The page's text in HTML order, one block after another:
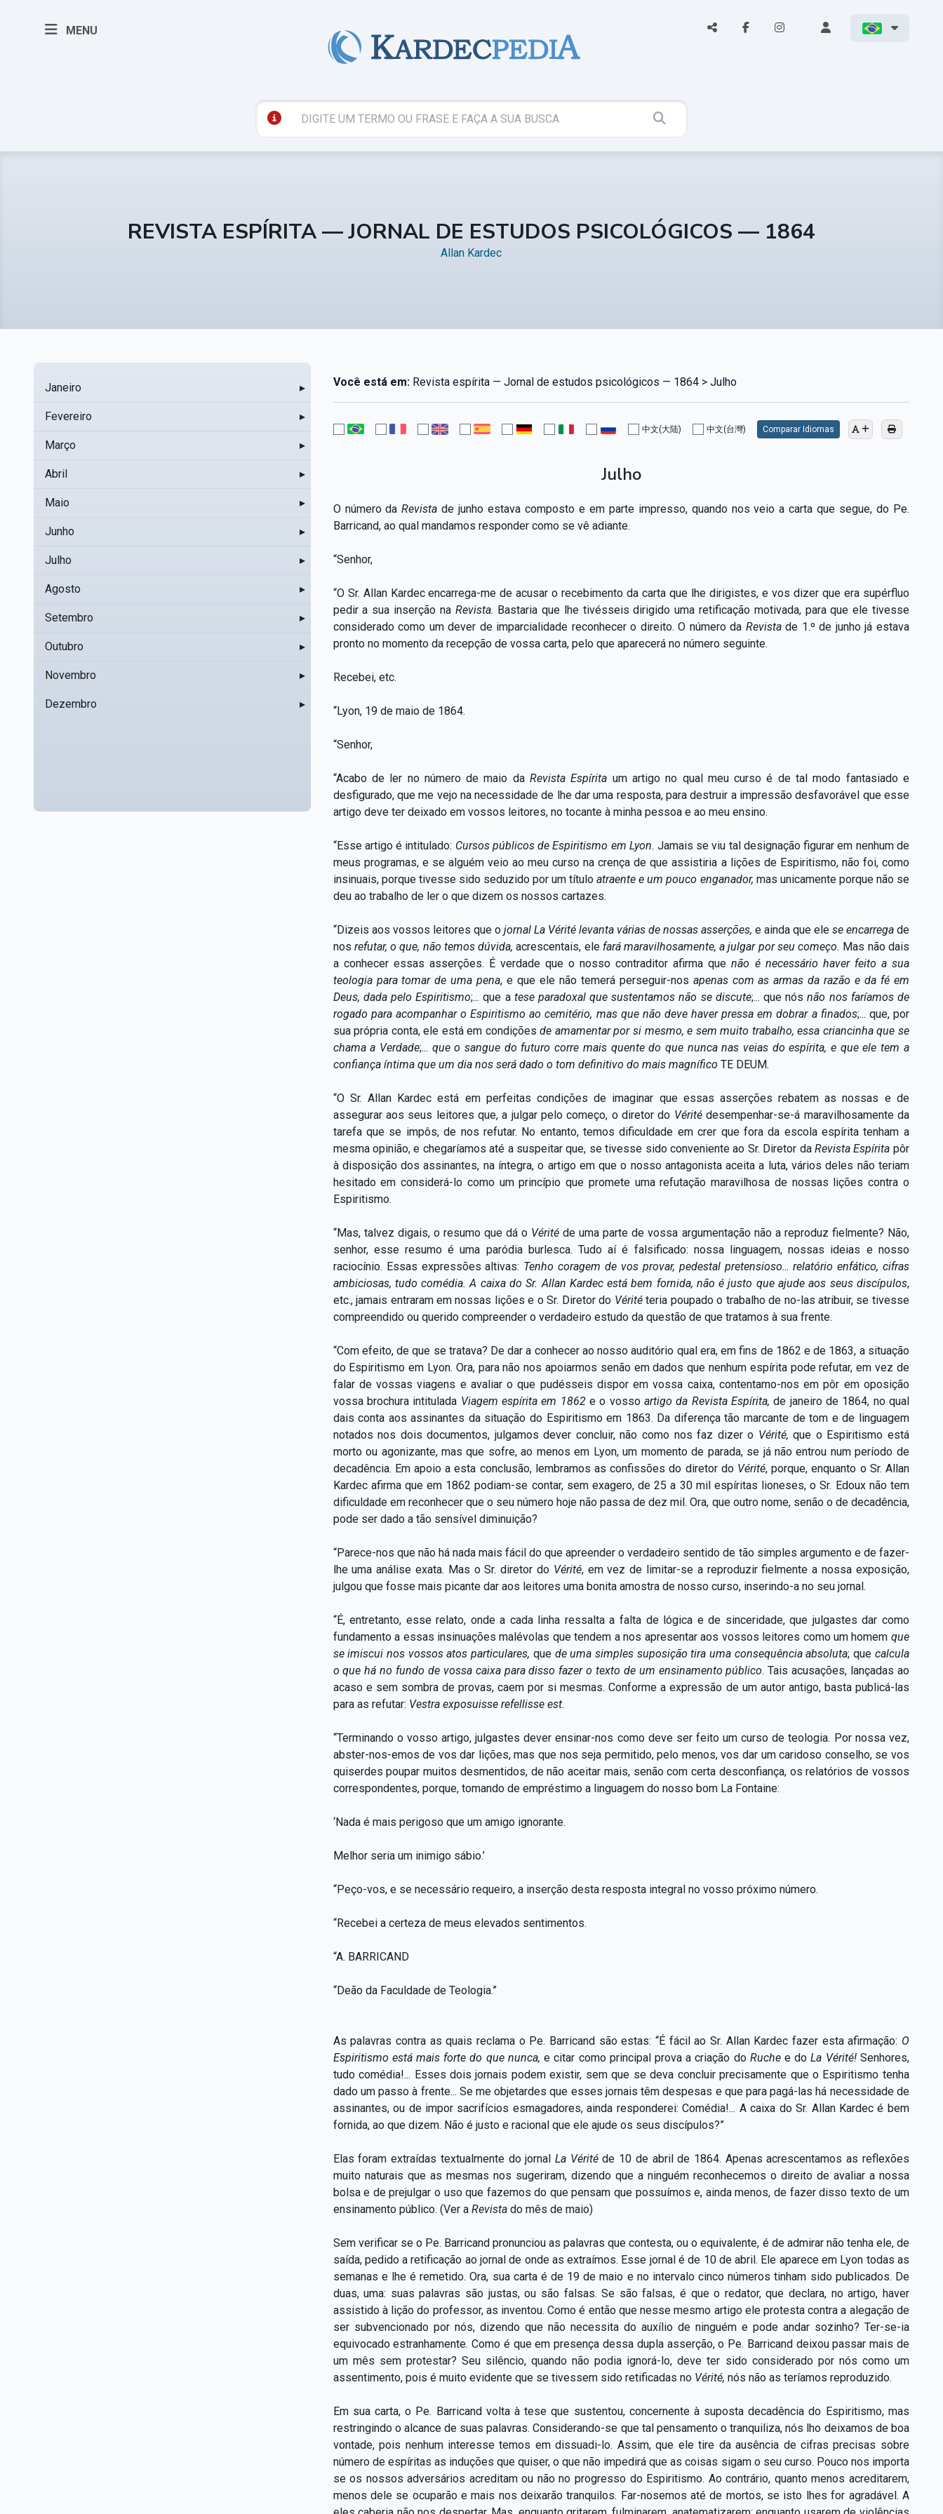
MENU
REVISTA ESPÍRITA — JORNAL DE ESTUDOS PSICOLÓGICOS — 1864
Allan Kardec
Janeiro ▸
Fevereiro ▸
Março ▸
Abril ▸
Maio ▸
Junho ▸
Julho ▸
Agosto ▸
Setembro ▸
Outubro ▸
Novembro ▸
Dezembro ▸
Você está em:Revista espírita — Jornal de estudos psicológicos — 1864 > Julho
中文(大陆) 中文(台灣) Comparar Idiomas
Julho
O número daRevistade junho estava composto e em parte impresso, quando nos veio a carta que segue, do Pe.
Barricand, ao qual mandamos responder como se vê adiante.
“Senhor,
“O Sr. Allan Kardec encarrega-me de acusar o recebimento da carta que lhe dirigistes, e vos dizer que era supérfluo
pedir a sua inserção na Revista. Bastaria que lhe tivésseis dirigido uma retificação motivada, para que ele tivesse
considerado como um dever de imparcialidade reconhecer o direito. O número da Revistade 1.º de junho já estava
pronto no momento da recepção de vossa carta, pelo que aparecerá no número seguinte.
Recebei, etc.
“Lyon, 19 de maio de 1864.
“Senhor,
“Acabo de ler no número de maio daRevista Espírita um artigo no qual meu curso é de tal modo fantasiado e
desfigurado, que me vejo na necessidade de lhe dar uma resposta, para destruir a impressão desfavorável que esse
artigo deve ter deixado em vossos leitores, no tocante à minha pessoa e ao meu ensino.
“Esse artigo é intitulado: Cursos públicos de Espiritismo em Lyon. Jamais se viu tal designação figurar em nenhum de
meus programas, e se alguém veio ao meu curso na crença de que assistiria a lições de Espiritismo, não foi, como
insinuais, porque tivesse sido seduzido por um títuloatraente e um pouco enganador, mas unicamente porque não se
deu ao trabalho de ler o que dizem os nossos cartazes.
“Dizeis aos vossos leitores que o jornal La Vérité levanta várias de nossas asserções, e ainda que ele se encarrega de
nos refutar, o que, não temos dúvida,acrescentais, elefará maravilhosamente, a julgar por seu começo. Mas não dais
a conhecer essas asserções. É verdade que o nosso contraditor afirma que não é necessário haver feito a sua
teologia para tomar de uma pena, e que ele não temerá perseguir-nos apenas com as armas da razão e da fé em
Deus, dada pelo Espiritismo;... que atese paradoxal que sustentamos não se discute;... que nós não nos faríamos de
rogado para acompanhar o Espiritismo ao cemitério, mas que não deve haver pressa em dobrar a finados;... que, por
sua própria conta, ele está em condiçõesde amamentar por si mesmo, e sem muito trabalho, essa criancinha que se
chama a Verdade;... que o sangue do futuro corre mais quente do que nunca nas veias do espírita, e que ele tem a
confiança íntima que um dia nos será dado o tom definitivo do mais magnífico TE DEUM.
“O Sr. Allan Kardec está em perfeitas condições de imaginar que essas asserções rebatem as nossas e de
assegurar aos seus leitores que, a julgar pelo começo, o diretor do Véritédesempenhar-se-á maravilhosamente da
tarefa que se impôs, de nos refutar. No entanto, temos dificuldade em crer que fora da escola espírita tenham a
mesma opinião, e chegaríamos até a suspeitar que, se tivesse sido conveniente ao Sr. Diretor daRevista Espírita pôr
à disposição dos assinantes, na íntegra, o artigo em que o nosso antagonista aceita a luta, vários deles não teriam
hesitado em considerá-lo como um princípio que promete uma refutação maravilhosa de nossas lições contra o
Espiritismo.
“Mas, talvez digais, o resumo que dá o Véritéde uma parte de vossa argumentação não a reproduz fielmente? Não,
senhor, esse resumo é uma paródia burlesca. Tudo aí é falsificado: nossa linguagem, nossas ideias e nosso
raciocínio. Essas expressões altivas: Tenho coragem de vos provar, pedestal pretensioso... relatório enfático, cifras
ambiciosas, tudo comédia. A caixa do Sr. Allan Kardec está bem fornida, não é justo que ajude aos seus discípulos,
etc., jamais entraram em nossas lições e o Sr. Diretor do Véritéteria poupado o trabalho de no-las atribuir, se tivesse
compreendido ou querido compreender o verdadeiro estudo da questão de que tratamos à sua frente.
“Com efeito, de que se tratava? De dar a conhecer ao nosso auditório qual era, em fins de 1862 e de 1863, a situação
do Espiritismo em Lyon. Ora, para não nos apoiarmos senão em dados que nenhum espírita pode refutar, em vez de
falar de vossas viagens e avaliar o que pudésseis dispor em vossa caixa, contentamo-nos em pôr em oposição
vossa brochura intitulada Viagem espírita em 1862 e o vosso artigo da Revista Espírita,de janeiro de 1864, no qual
dais conta aos assinantes da situação do Espiritismo em 1863. Da diferença tão marcante de tom e de linguagem
notados nos dois documentos, julgamos dever concluir, não como nos faz dizer o Vérité,que o Espiritismo está
morto ou agonizante, mas que sofre, ao menos em Lyon, um momento de parada, se já não entrou num período de
decadência. Em apoio a esta conclusão, lembramos as confissões do diretor do Vérité, porque, enquanto o Sr. Allan
Kardec afirma que em 1862 podiam-se contar, sem exagero, de 25 a 30 mil espíritas lioneses, o Sr. Edoux não tem
dificuldade em reconhecer que o seu número hoje não passa de dez mil. Ora, que outro nome, senão o de decadência,
pode ser dado a tão sensível diminuição?
“Parece-nos que não há nada mais fácil do que apreender o verdadeiro sentido de tão simples argumento e de fazer-
lhe uma análise exata. Mas o Sr. diretor do Vérité, em vez de limitar-se a reproduzir fielmente a nossa exposição,
julgou que fosse mais picante dar aos leitores uma bonita amostra de nosso curso, inserindo-a no seu jornal.
“É, entretanto, esse relato, onde a cada linha ressalta a falta de lógica e de sinceridade, que julgastes dar como
fundamento a essas insinuações malévolas que tendem a nos apresentar aos vossos leitores como um homem que
se imiscui nos vossos atos particulares, que de uma simples suposição tira uma consequência absoluta; que calcula
o que há no fundo de vossa caixa para disso fazer o texto de um ensinamento público. Tais acusações, lançadas ao
acaso e sem sombra de provas, caem por si mesmas. Conforme a expressão de um autor antigo, basta publicá-las
para as refutar: Vestra exposuisse refellisse est.
“Terminando o vosso artigo, julgastes dever ensinar-nos como deve ser feito um curso de teologia. Por nossa vez,
abster-nos-emos de vos dar lições, mas que nos seja permitido, pelo menos, vos dar um caridoso conselho, se vos
quiserdes poupar muitos desmentidos, de não aceitar mais, senão com certa desconfiança, os relatórios de vossos
correspondentes, porque, tomando de empréstimo a linguagem do nosso bom La Fontaine:
‘Nada é mais perigoso que um amigo ignorante.
Melhor seria um inimigo sábio.’
“Peço-vos, e se necessário requeiro, a inserção desta resposta integral no vosso próximo número.
“Recebei a certeza de meus elevados sentimentos.
“A. BARRICAND
“Deão da Faculdade de Teologia.”
As palavras contra as quais reclama o Pe. Barricand são estas: “É fácil ao Sr. Allan Kardec fazer esta afirmação: O
Espiritismo está mais forte do que nunca,e citar como principal prova a criação do Ruchee doLa Vérité! Senhores,
tudo comédia!... Esses dois jornais podem existir, sem que se deva concluir precisamente que o Espiritismo tenha
dado um passo à frente... Se me objetardes que esses jornais têm despesas e que para pagá-las há necessidade de
assinantes, ou de impor sacrifícios esmagadores, ainda responderei: Comédia!... A caixa do Sr. Allan Kardec é bem
fornida, ao que dizem. Não é justo e racional que ele ajude os seus discípulos?”
Elas foram extraídas textualmente do jornal La Véritéde 10 de abril de 1864. Apenas acrescentamos as reflexões
muito naturais que as mesmas nos sugeriram, dizendo que a ninguém reconhecemos o direito de avaliar a nossa
bolsa e de prejulgar o uso que fazemos do que pensam que possuímos e, ainda menos, de fazer disso texto de um
ensinamento público. (Ver a Revistado mês de maio)
Sem verificar se o Pe. Barricand pronunciou as palavras que contesta, ou o equivalente, é de admirar não tenha ele, de
saída, pedido a retificação ao jornal de onde as extraímos. Esse jornal é de 10 de abril. Ele aparece em Lyon todas as
semanas e lhe é remetido. Ora, sua carta é de 19 de maio e no intervalo cinco números tinham sido publicados. De
duas, uma: suas palavras são justas, ou são falsas. Se são falsas, é que o redator, que declara, no artigo, haver
assistido à lição do professor, as inventou. Como é então que nesse mesmo artigo ele protesta contra a alegação de
ser subvencionado por nós, dizendo que não necessita do auxílio de ninguém e pode andar sozinho? Ter-se-ia
equivocado estranhamente. Como é que em presença dessa dupla asserção, o Pe. Barricand deixou passar mais de
um mês sem protestar? Seu silêncio, quando não podia ignorá-lo, deve ter sido considerado por nós como um
assentimento, pois é muito evidente que se tivessem sido retificadas no Vérité, nós não as teríamos reproduzido.
Em sua carta, o Pe. Barricand volta à tese que sustentou, concernente à suposta decadência do Espiritismo, mas
restringindo o alcance de suas palavras. Considerando-se que tal pensamento o tranquiliza, nós lho deixamos de boa
vontade, pois nenhum interesse temos em dissuadi-lo. Assim, que ele tire da ausência de cifras precisas sobre
número de espíritas as induções que quiser, o que não impedirá que as coisas sigam o seu curso. Pouco nos importa
se os nossos adversários acreditam ou não no progresso do Espiritismo. Ao contrário, quanto menos acreditarem,
menos dele se ocuparão e mais nos deixarão tranquilos. Far-nosemos até de mortos, se isto lhes for agradável. A